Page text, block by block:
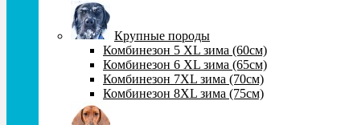
Крупные породы
Комбинезон 5 XL зима (60cм)
Комбинезон 6 XL зима (65cм)
Комбинезон 7XL зима (70см)
Комбинезон 8XL зима (75см)